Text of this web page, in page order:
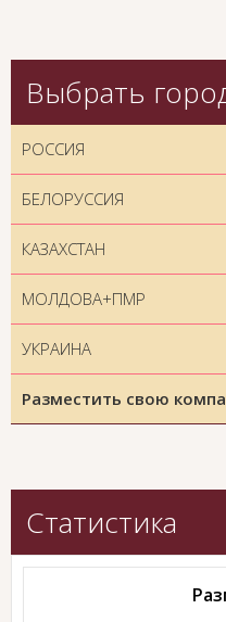
Выбрать
РОССИЯ
БЕЛОРУССИЯ
КАЗАХСТАН
МОЛДОВА+ПМР
УКРАИНА
Разместить свою
Статистика